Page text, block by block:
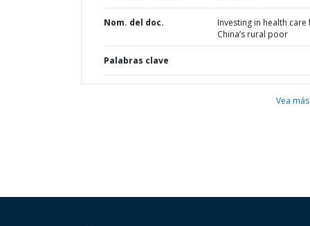
Nom. del doc.
Investing in health care
China’s rural poor
Palabras clave
Vea más